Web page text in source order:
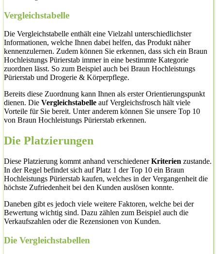
Vergleichstabelle
Die Vergleichstabelle enthält eine Vielzahl unterschiedlichster
Informationen, welche Ihnen dabei helfen, das Produkt näher
kennenzulernen. Zudem können Sie erkennen, dass sich ein Braun
Hochleistungs Pürierstab immer in eine bestimmte Kategorie
zuordnen lässt. So zum Beispiel auch bei Braun Hochleistungs
Pürierstab und Drogerie & Körperpflege.
Bereits diese Zuordnung kann Ihnen als erster Orientierungspunkt
dienen. Die Vergleichstabelle auf Vergleichsfrosch hält viele
Vorteile für Sie bereit. Unter anderem können Sie unsere Top 10
von Braun Hochleistungs Pürierstab erkennen.
Die Platzierungen
Diese Platzierung kommt anhand verschiedenerKriterien zustande.
In der Regel befindet sich auf Platz 1 der Top 10 ein Braun
Hochleistungs Pürierstab kaufen, welches in der Vergangenheit die
höchste Zufriedenheit bei den Kunden auslösen konnte.
Daneben gibt es jedoch viele weitere Faktoren, welche bei der
Bewertung wichtig sind. Dazu zählen zum Beispiel auch die
Verkaufszahlen oder die Rezensionen von Kunden.
Die Vergleichstabellen